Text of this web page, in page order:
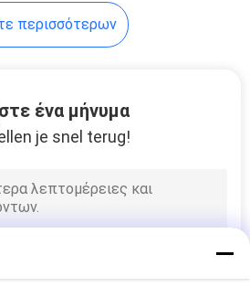
περισσότερων
ένα μήνυμα
je snel terug!